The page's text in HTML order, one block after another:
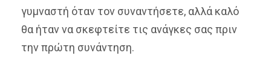
γυμναστή όταν τον συναντήσετε, αλλά καλό
θα ήταν να σκεφτείτε τις ανάγκες σας πριν
την πρώτη συνάντηση.